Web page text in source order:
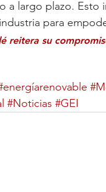
a largo plazo. Esto
para
reitera su
#Noticias #GEI